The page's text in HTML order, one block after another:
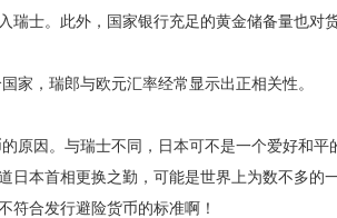
瑞士。此外，国家银行充足的黄金储备量也对
，瑞郎与欧元汇率经常显示出正相关性。
因。与瑞士不同，日本可不是一个爱好和平
日本首相更换之勤，可能是世界上为数不多的
符合发行避险货币的标准啊！